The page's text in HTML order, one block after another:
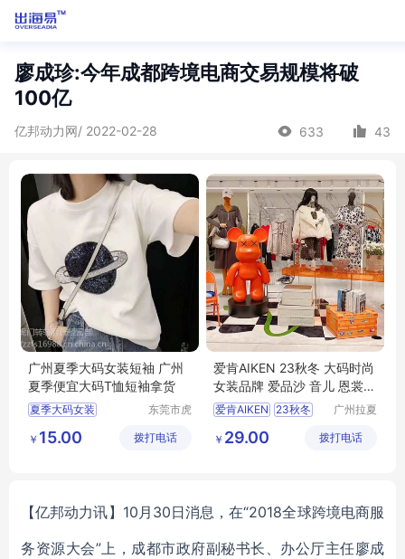
廖成珍:今年成都跨境电商交易规模将破
100亿
亿邦动力网/ 2022-02-28 633 43
广州夏季大码女装短袖 广州
夏季便宜大码T恤短袖拿货
夏季大码女装
夏季大码韩版女装
东莞市虎
饰经营部
￥ 15.00 拨打电话
爱肯AIKEN 23秋冬 大码时尚
女装品牌 爱品沙 音儿 恩裳
珂尼莎曼 批发
爱肯AIKEN
23秋冬
爱品沙 恩裳
广州拉夏
商行
￥ 29.00 拨打电话
【亿邦动力讯】10月30日消息，在“2018全球跨境电商服
务资源大会”上， 成都市政府副秘书长、办公厅主任廖成